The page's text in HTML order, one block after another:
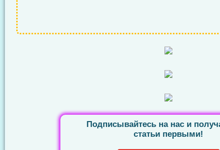
Подписывайтесь на нас и
статьи первыми!